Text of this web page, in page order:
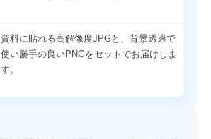
資料に貼れる高解像度JPGと、背景透過で
使い勝手の良いPNGをセットでお届けしま
す。